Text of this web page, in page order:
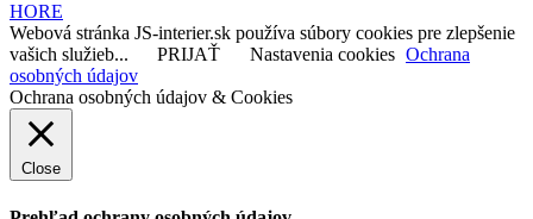
HORE
Webová stránka JS-interier.sk používa súbory cookies pre zlepšenie
vašich služieb...
PRIJAŤ Nastavenia cookies Ochrana
osobných údajov
Ochrana osobných údajov & Cookies
Close